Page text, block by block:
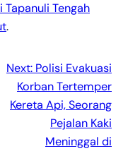
Tapanuli Tengah
.
Next: Polisi Evakuasi
Korban Tertemper
Kereta Api, Seorang
Pejalan Kaki
Meninggal di